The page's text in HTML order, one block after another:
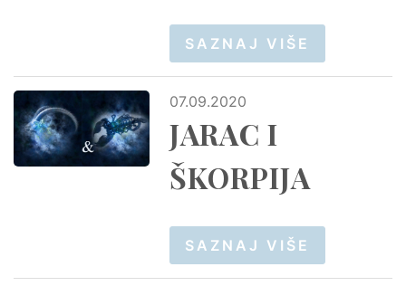
SAZNAJ VIŠE
07.09.2020
JARAC I
ŠKORPIJA
SAZNAJ VIŠE